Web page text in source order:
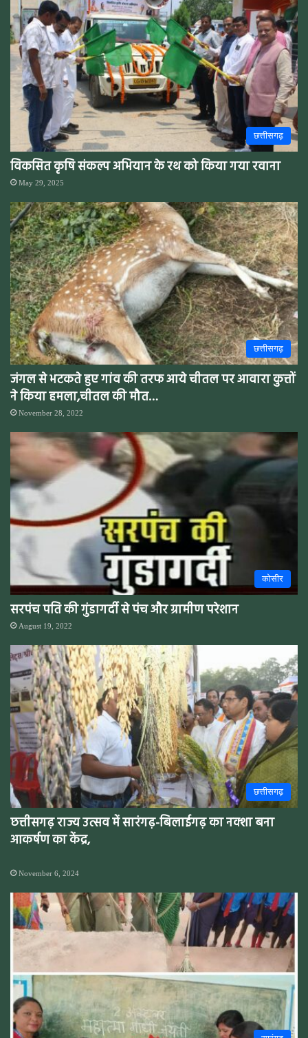
छत्तीसगढ़
विकसित कृषि संकल्प अभियान के रथ को किया गया रवाना
May 29, 2025
छत्तीसगढ़
जंगल से भटकते हुए गांव की तरफ आये चीतल पर आवारा कुत्तों
ने किया हमला,चीतल की मौत…
November 28, 2022
कोसीर
सरपंच पति की गुंडागर्दी से पंच और ग्रामीण परेशान
August 19, 2022
छत्तीसगढ़
छत्तीसगढ़ राज्य उत्सव में सारंगढ़-बिलाईगढ़ का नक्शा बना
आकर्षण का केंद्र,
November 6, 2024